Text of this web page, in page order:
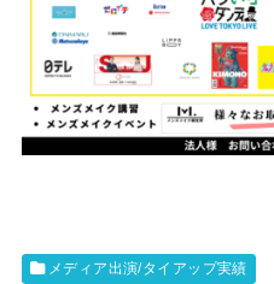
メディア出演/タイアップ実績